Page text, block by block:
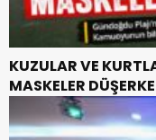
KUZULAR VE
MASKELER